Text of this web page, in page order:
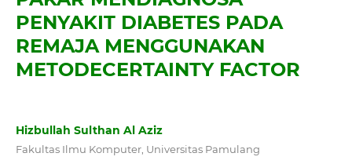
PENYAKIT DIABETES PADA
REMAJA MENGGUNAKAN
METODECERTAINTY FACTOR
Hizbullah Sulthan Al Aziz
Fakultas Ilmu Komputer, Universitas Pamulang